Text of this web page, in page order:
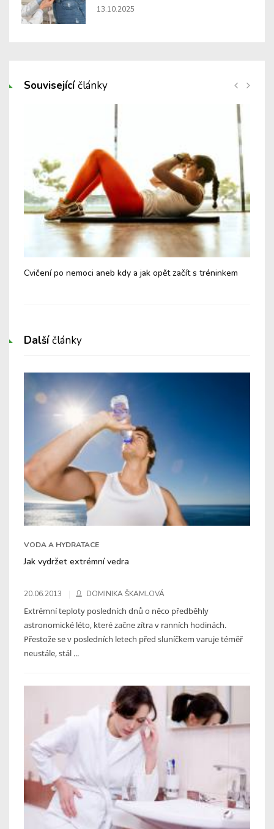
13.10.2025
Souvisejícíčlánky
Cvičení po nemoci aneb kdy a jak opět začít s tréninkem
Dalšíčlánky
VODA A HYDRATACE
Jak vydržet extrémní vedra
20.06.2013 DOMINIKA ŠKAMLOVÁ
Extrémní teploty posledních dnů o něco předběhly
astronomické léto, které začne zítra v ranních hodinách.
Přestože se v posledních letech před sluníčkem varuje téměř
neustále, stál ...